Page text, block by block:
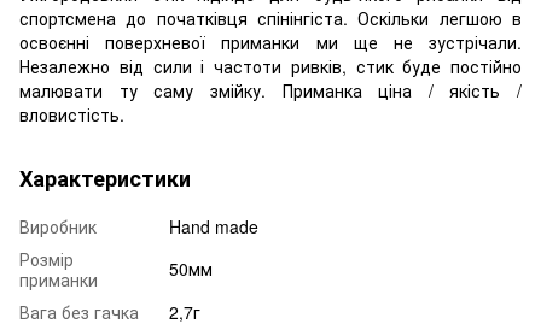
спортсмена до початківця спінінгіста. Оскільки легшою в
освоєнні поверхневої приманки ми ще не зустрічали.
Незалежно від сили і частоти ривків, стик буде постійно
малювати ту саму змійку. Приманка ціна / якість /
вловистість.
Характеристики
Виробник
Hand made
Розмір
приманки
50мм
Вага без гачка
2,7г